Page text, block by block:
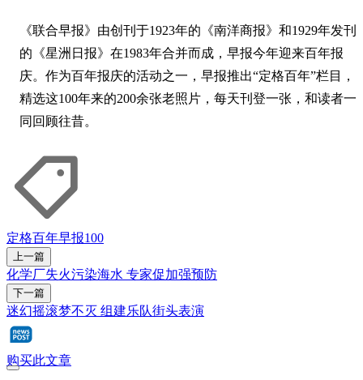
《联合早报》由创刊于1923年的《南洋商报》和1929年发刊
的《星洲日报》在1983年合并而成，早报今年迎来百年报
庆。作为百年报庆的活动之一，早报推出“定格百年”栏目，
精选这100年来的200余张老照片，每天刊登一张，和读者一
同回顾往昔。
定格百年早报100
上一篇
化学厂失火污染海水 专家促加强预防
下一篇
迷幻摇滚梦不灭 组建乐队街头表演
购买此文章